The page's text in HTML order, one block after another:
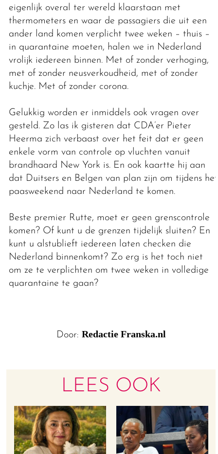
eigenlijk overal ter wereld klaarstaan met
thermometers en waar de passagiers die uit een
ander land komen verplicht twee weken – thuis –
in quarantaine moeten, halen we in Nederland
vrolijk iedereen binnen. Met of zonder verhoging,
met of zonder neusverkoudheid, met of zonder
kuchje. Met of zonder corona.
Gelukkig worden er inmiddels ook vragen over
gesteld. Zo las ik gisteren dat CDA’er Pieter
Heerma zich verbaast over het feit dat er geen
enkele vorm van controle op vluchten vanuit
brandhaard New York is. En ook kaartte hij aan
dat Duitsers en Belgen van plan zijn om tijdens het
paasweekend naar Nederland te komen.
Beste premier Rutte, moet er geen grenscontrole
komen? Of kunt u de grenzen tijdelijk sluiten? En
kunt u alstublieft iedereen laten checken die
Nederland binnenkomt? Zo erg is het toch niet
om ze te verplichten om twee weken in volledige
quarantaine te gaan?
Door: Redactie Franska.nl
LEES OOK